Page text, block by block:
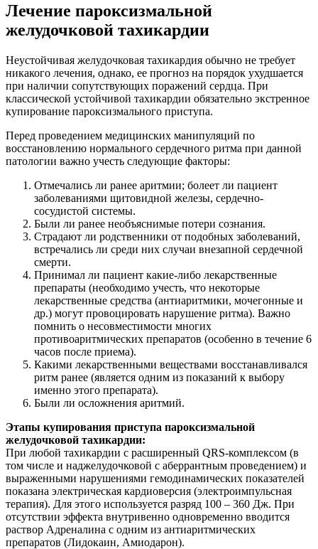
Лечение пароксизмальной
желудочковой тахикардии
Неустойчивая желудочковая тахикардия обычно не требует
никакого лечения, однако, ее прогноз на порядок ухудшается
при наличии сопутствующих поражений сердца. При
классической устойчивой тахикардии обязательно экстренное
купирование пароксизмального приступа.
Перед проведением медицинских манипуляций по
восстановлению нормального сердечного ритма при данной
патологии важно учесть следующие факторы:
Отмечались ли ранее аритмии; болеет ли пациент
заболеваниями щитовидной железы, сердечно-
сосудистой системы.
Были ли ранее необъяснимые потери сознания.
Страдают ли родственники от подобных заболеваний,
встречались ли среди них случаи внезапной сердечной
смерти.
Принимал ли пациент какие-либо лекарственные
препараты (необходимо учесть, что некоторые
лекарственные средства (антиаритмики, мочегонные и
др.) могут провоцировать нарушение ритма). Важно
помнить о несовместимости многих
противоаритмических препаратов (особенно в течение 6
часов после приема).
Какими лекарственными веществами восстанавливался
ритм ранее (является одним из показаний к выбору
именно этого препарата).
Были ли осложнения аритмий.
Этапы купирования приступа пароксизмальной
желудочковой тахикардии:
При любой тахикардии с расширенный QRS-комплексом (в
том числе и наджелудочковой с аберрантным проведением) и
выраженными нарушениями гемодинамических показателей
показана электрическая кардиоверсия (электроимпульсная
терапия). Для этого используется разряд 100 – 360 Дж. При
отсутствии эффекта внутривенно одновременно вводится
раствор Адреналина с одним из антиаритмических
препаратов (Лидокаин, Амиодарон).